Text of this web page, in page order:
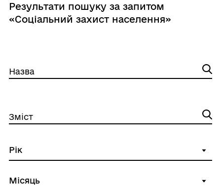
Результати пошуку за запитом
«Соціальний захист населення»
Назва
Зміст